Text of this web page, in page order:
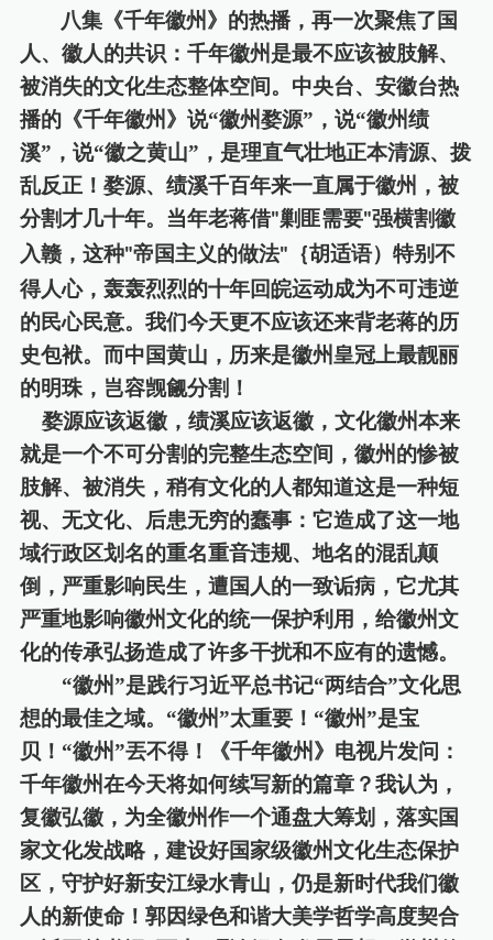
八集《千年徽州》的热播，再一次聚焦了国
人、徽人的共识：千年徽州是最不应该被肢解、
被消失的文化生态整体空间。 中央台、安徽台热
播的《千年徽州》说“徽州婺源”， 说“徽州绩
溪”， 说“徽之黄山”， 是理直气壮地正本清源、拨
乱反正！婺源、绩溪千百年来一直属于徽州，被
分割才几十年。当年老蒋借"剿匪需要"强横割徽
入赣，这种"帝国主义的做法"
｛胡适语）特别不
得人心，轰轰烈烈的十年回皖运动成为不可违逆
的民心民意。我们今天更不应该还来背老蒋的历
史包袱。 而中国黄山，历来是徽州皇冠上最靓丽
的明珠，岂容觊觎分割 ！
婺源应该返徽，绩溪应该返徽，文化徽州本来
就是一个不可分割的完整生态空间，徽州的惨被
肢解、被消失，稍有文化的人都知道这是一种短
视、无文化、后患无穷的蠢事：它造成了这一地
域行政区划名的重名重音违规、地名的混乱颠
倒，严重影响民生，遭国人的一致诟病，它尤其
严重地影响徽州文化的统一保护利用，给徽州文
化的传承弘扬造成了许多干扰和不应有的遗憾。
“徽州”是践行习近平总书记“两结合”文化思
想的最佳之域。“徽州”太重要！ “徽州”是宝
贝 ！ “徽州”丟不得！
《千年徽州》电视片发问：
千年徽州在今天将如何续写新的篇章？我认为，
复徽弘徽，为全徽州作一个通盘大筹划，落实国
家文化发战略，建设好国家级徽州文化生态保护
区，守护好新安江绿水青山，仍是新时代我们徽
人的新使命！郭因绿色和谐大美学哲学高度契合